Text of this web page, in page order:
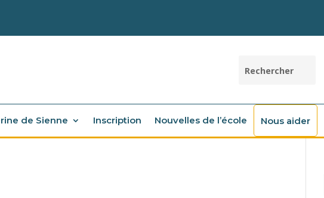
de Sienne Inscription Nouvelles de l’école Nous aider